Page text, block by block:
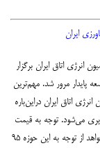
ایران
اتاق ایران برگزار
پایدار مرور شد. مهم‌ترین
انرژی اتاق ایران دراین‌باره
رقابت‌پذیری می‌شود. توجه به قیمت
انرژیِ صنایع انرژی‌بر، نکته کلیدی لایحه بودجه است. دولت می‌خواهد از توجه به این حوزه ۹۵